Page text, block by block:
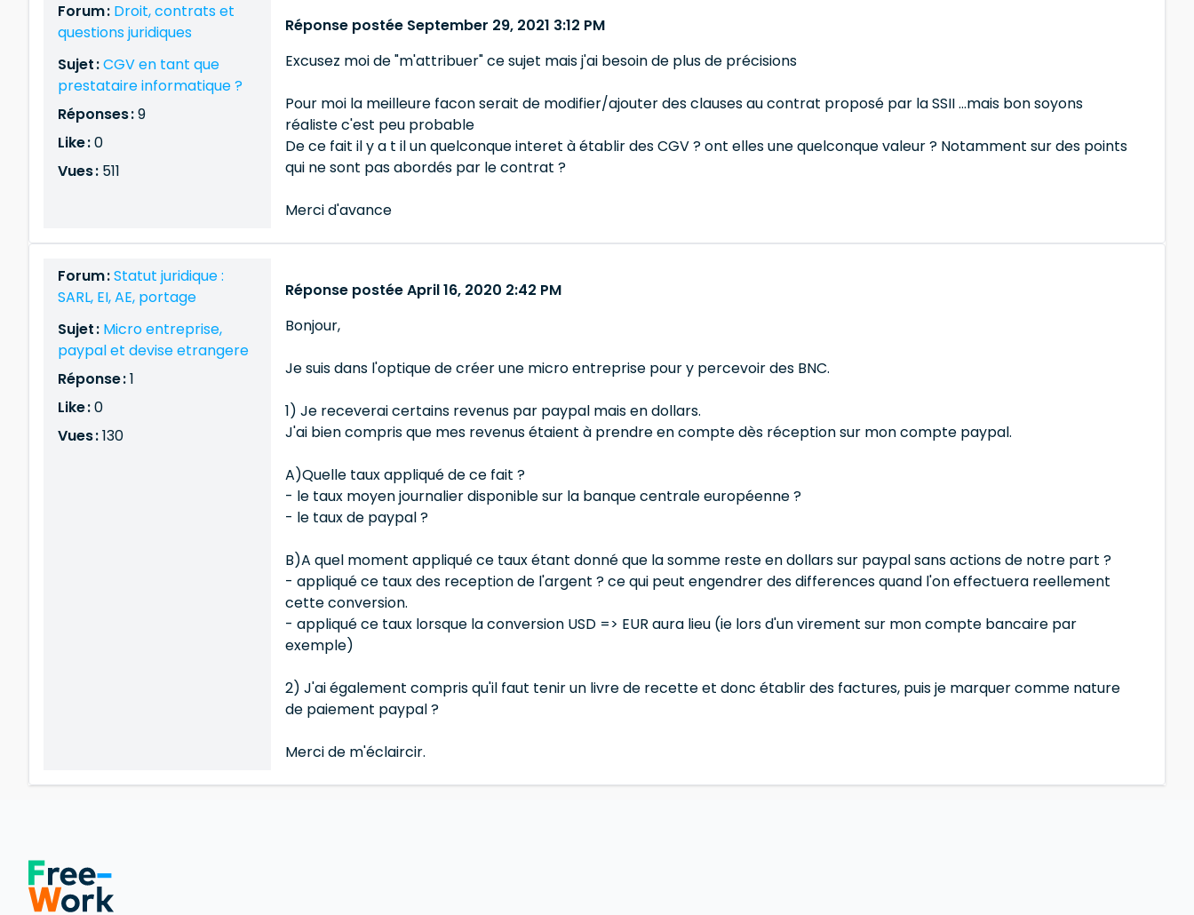
Forum : Droit, contrats et
questions juridiques
Sujet :CGV en tant que
prestataire informatique ?
Réponses :9
Like :0
Vues : 511
Réponse postée September 29, 2021 3:12 PM
Excusez moi de "m'attribuer" ce sujet mais j'ai besoin de plus de précisions
Pour moi la meilleure facon serait de modifier/ajouter des clauses au contrat proposé par la SSII ...mais bon soyons
réaliste c'est peu probable
De ce fait il y a t il un quelconque interet à établir des CGV ? ont elles une quelconque valeur ? Notamment sur des points
qui ne sont pas abordés par le contrat ?
Merci d'avance
Forum :Statut juridique :
SARL, EI, AE, portage
Sujet : Micro entreprise,
paypal et devise etrangere
Réponse :1
Like :0
Vues :130
Réponse postée April 16, 2020 2:42 PM
Bonjour,
Je suis dans l'optique de créer une micro entreprise pour y percevoir des BNC.
1) Je receverai certains revenus par paypal mais en dollars.
J'ai bien compris que mes revenus étaient à prendre en compte dès réception sur mon compte paypal.
A)Quelle taux appliqué de ce fait ?
- le taux moyen journalier disponible sur la banque centrale européenne ?
- le taux de paypal ?
B)A quel moment appliqué ce taux étant donné que la somme reste en dollars sur paypal sans actions de notre part ?
- appliqué ce taux des reception de l'argent ? ce qui peut engendrer des differences quand l'on effectuera reellement
cette conversion.
- appliqué ce taux lorsque la conversion USD => EUR aura lieu (ie lors d'un virement sur mon compte bancaire par
exemple)
2) J'ai également compris qu'il faut tenir un livre de recette et donc établir des factures, puis je marquer comme nature
de paiement paypal ?
Merci de m'éclaircir.